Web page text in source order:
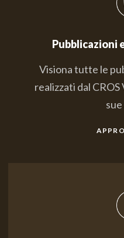
Pubblicazioni
Visiona tutte le
realizzati dal